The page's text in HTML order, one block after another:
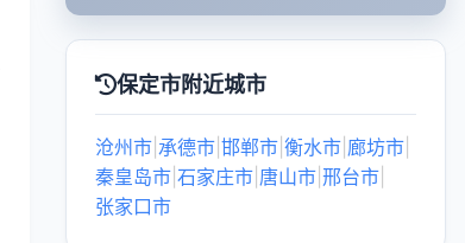
保定市附近城市
沧州市 承德市 邯郸市 衡水市 廊坊市
秦皇岛市 石家庄市 唐山市 邢台市
张家口市